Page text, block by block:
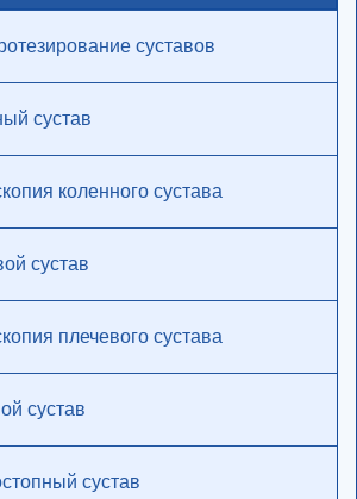
суставов
сустав
коленного сустава
сустав
плечевого сустава
сустав
сустав